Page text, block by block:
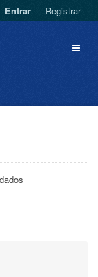
Entrar Registrar